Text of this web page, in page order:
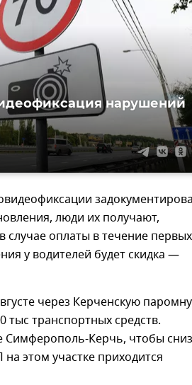
нарушений
люди их получают,
оплаты в течение
у водителей будет скидка —
через Керченскую
тыс транспортных средств.
Симферополь-Керчь, чтобы
этом участке приходится